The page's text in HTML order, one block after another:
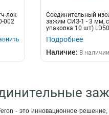
лок
002
Соединительный
зажим СИЗ-1 - 3 мм,
упаковка 10 шт)
Подробнее
Наличие: В наличии
- это инновационное